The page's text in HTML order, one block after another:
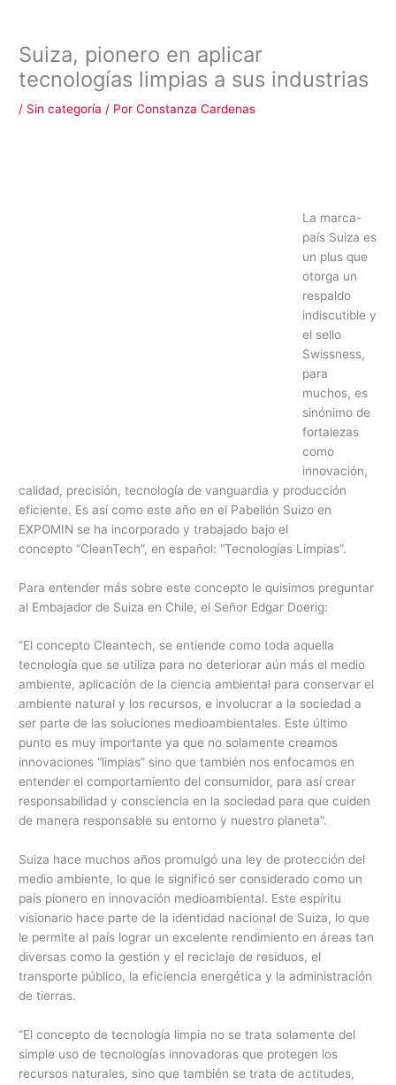
Suiza, pionero en aplicar
tecnologías limpias a sus industrias
/ Sin categoría / PorConstanza Cardenas
La marca-
país Suiza es
un plus que
otorga un
respaldo
indiscutible y
el sello
Swissness,
para
muchos, es
sinónimo de
fortalezas
como
innovación,
calidad, precisión, tecnología de vanguardia y producción
eficiente. Es así como este año en el Pabellón Suizo en
EXPOMIN se ha incorporado y trabajado bajo el
concepto “CleanTech”, en español: “Tecnologías Limpias”.
Para entender más sobre este concepto le quisimos preguntar
al Embajador de Suiza en Chile, el Señor Edgar Doerig:
“El concepto Cleantech, se entiende como toda aquella
tecnología que se utiliza para no deteriorar aún más el medio
ambiente, aplicación de la ciencia ambiental para conservar el
ambiente natural y los recursos, e involucrar a la sociedad a
ser parte de las soluciones medioambientales. Este último
punto es muy importante ya que no solamente creamos
innovaciones “limpias” sino que también nos enfocamos en
entender el comportamiento del consumidor, para así crear
responsabilidad y consciencia en la sociedad para que cuiden
de manera responsable su entorno y nuestro planeta”.
Suiza hace muchos años promulgó una ley de protección del
medio ambiente, lo que le significó ser considerado como un
país pionero en innovación medioambiental. Este espíritu
visionario hace parte de la identidad nacional de Suiza, lo que
le permite al país lograr un excelente rendimiento en áreas tan
diversas como la gestión y el reciclaje de residuos, el
transporte público, la eficiencia energética y la administración
de tierras.
“El concepto de tecnología limpia no se trata solamente del
simple uso de tecnologías innovadoras que protegen los
recursos naturales, sino que también se trata de actitudes,